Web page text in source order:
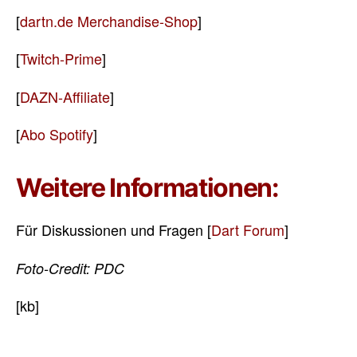
[dartn.de Merchandise-Shop]
[Twitch-Prime]
[DAZN-Affiliate]
[Abo Spotify]
Weitere Informationen:
Für Diskussionen und Fragen [Dart Forum]
Foto-Credit: PDC
[kb]